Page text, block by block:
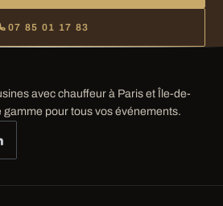
07 85 01 17 83
avec chauffeur à Paris et Île-de-
pour tous vos événements.